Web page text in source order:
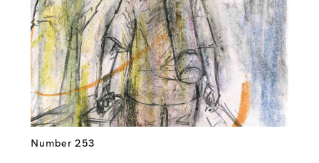
Number 253